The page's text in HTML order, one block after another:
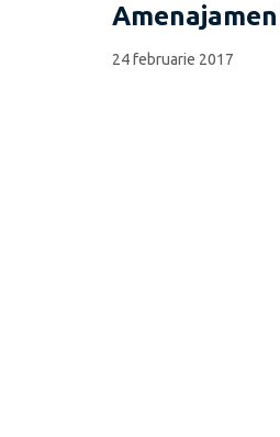
publicării:
24 februarie 2017